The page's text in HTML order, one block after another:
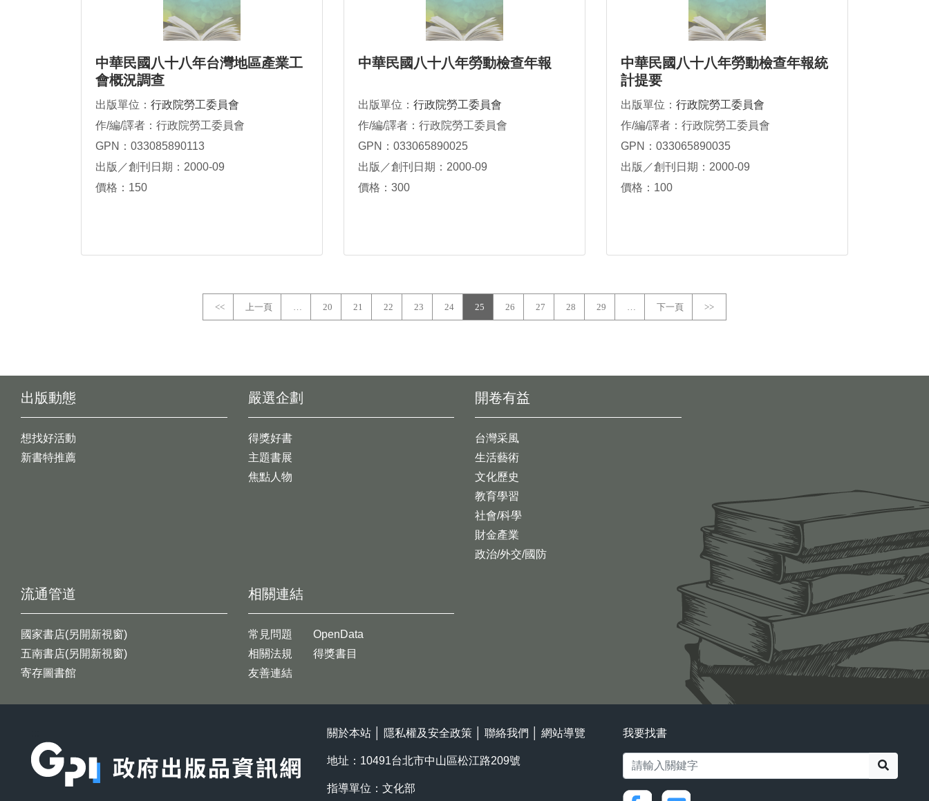
中華民國八十八年台灣地區產業工
會概況調查
出版單位： 行政院勞工委員會
作/編/譯者：行政院勞工委員會
GPN：033085890113
出版／創刊日期：2000-09
價格：150
中華民國八十八年勞動檢查年報
出版單位： 行政院勞工委員會
作/編/譯者：行政院勞工委員會
GPN：033065890025
出版／創刊日期：2000-09
價格：300
中華民國八十八年勞動檢查年報統
計提要
出版單位： 行政院勞工委員會
作/編/譯者：行政院勞工委員會
GPN：033065890035
出版／創刊日期：2000-09
價格：100
<< 上一頁 … 20 21 22 23 24 25 26 27 28 29 … 下一頁 >>
出版動態
想找好活動
新書特推薦
開卷有益
台灣采風
生活藝術
文化歷史
教育學習
社會/科學
財金產業
政治/外交/國防
嚴選企劃
得獎好書
主題書展
焦點人物
流通管道
國家書店(另開新視窗)
五南書店(另開新視窗)
寄存圖書館
相關連結
常見問題
相關法規
友善連結
OpenData
得獎書目
關於本站 隱私權及安全政策 聯絡我們 網站導覽
地址：10491台北市中山區松江路209號
指導單位：文化部
我要找書